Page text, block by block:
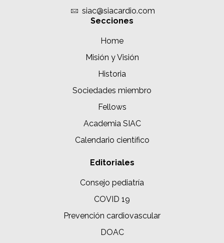
siac@siacardio.com
Secciones
Home
Misión y Visión
Historia
Sociedades miembro
Fellows
Academia SIAC
Calendario científico
Editoriales
Consejo pediatría
COVID 19
Prevención cardiovascular
DOAC